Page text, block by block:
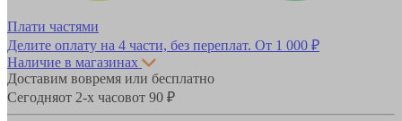
Плати частями
Делите оплату на 4 части, без переплат. От 1 000 ₽
Наличие в магазинах
Доставим вовремя или бесплатно
Сегодняот 2-х часовот 90 ₽